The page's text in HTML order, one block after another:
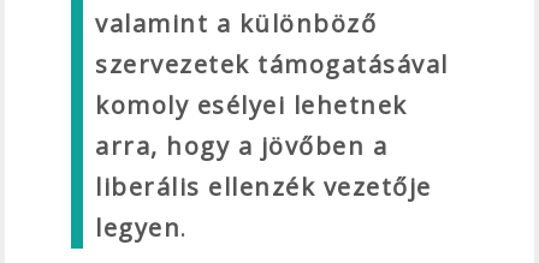
valamint a különböző
szervezetek támogatásával
komoly esélyei lehetnek
arra, hogy a jövőben a
liberális ellenzék vezetője
legyen.